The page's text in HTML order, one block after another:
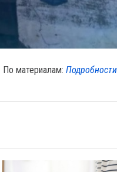
По материалам:Подробности